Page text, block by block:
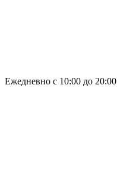
Ежедневно с 10:00 до 20:00